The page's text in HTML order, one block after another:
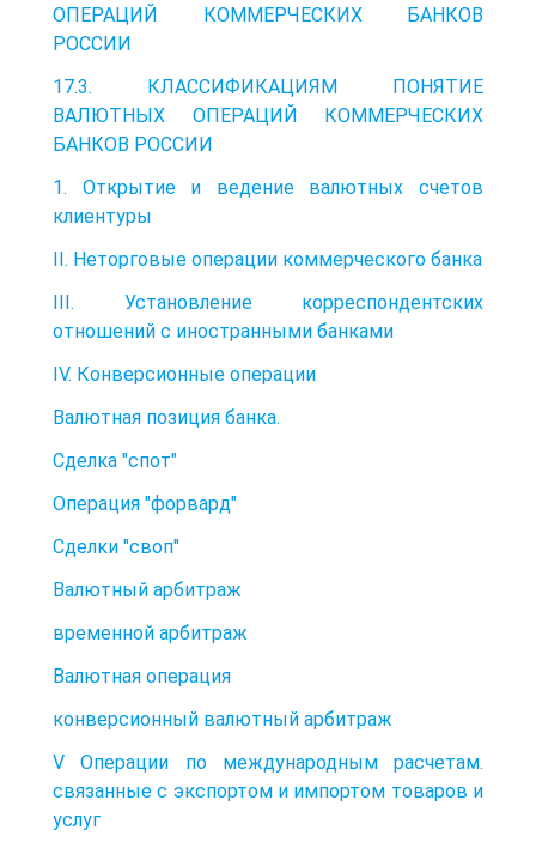
ОПЕРАЦИЙ КОММЕРЧЕСКИХ БАНКОВ
РОССИИ
17.3. КЛАССИФИКАЦИЯМ ПОНЯТИЕ
ВАЛЮТНЫХ ОПЕРАЦИЙ КОММЕРЧЕСКИХ
БАНКОВ РОССИИ
1. Открытие и ведение валютных счетов
клиентуры
II. Неторговые операции коммерческого банка
III. Установление корреспондентских
отношений с иностранными банками
IV. Конверсионные операции
Валютная позиция банка.
Сделка "спот"
Операция "форвард"
Сделки "своп"
Валютный арбитраж
временной арбитраж
Валютная операция
конверсионный валютный арбитраж
V Операции по международным расчетам.
связанные с экспортом и импортом товаров и
услуг